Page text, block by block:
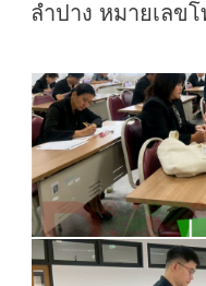
ลำปาง หมายเลข